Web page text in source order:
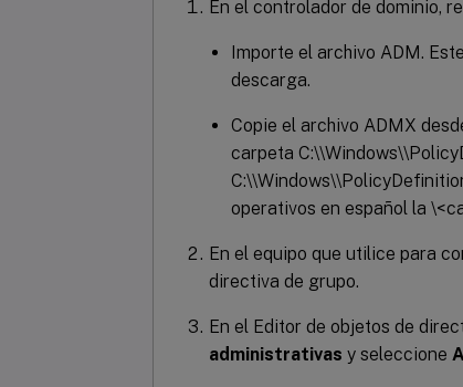
En el controlador de dominio,
Importe el archivo ADM.
descarga.
Copie el archivo ADMX
carpeta
operativos en español la
En el equipo que utilice para
directiva de grupo.
En el Editor de objetos de
administrativas y seleccione